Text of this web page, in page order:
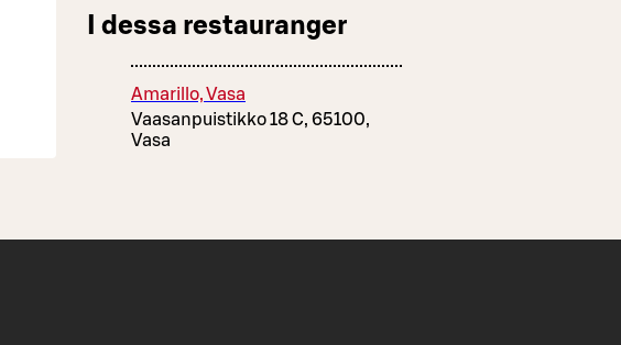
I dessa restauranger
Amarillo, Vasa
Vaasanpuistikko 18 C, 65100,
Vasa